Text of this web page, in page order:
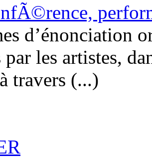
d’énonciation
les artistes,
travers (...)